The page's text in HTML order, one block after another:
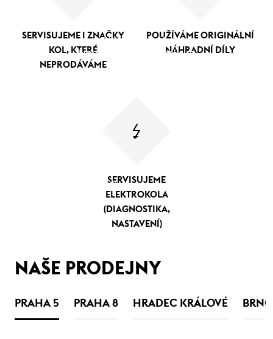
tel.: + 420 777 544 244 , e-mail:
brno@endorphinrepublic.cz
olomouc@endorhinrepublic.cz
SERVISUJEME I ZNAČKY
KOL, KTERÉ
NEPRODÁVÁME
POUŽÍVÁME ORIGINÁLNÍ
NÁHRADNÍ DÍLY
SERVISUJEME
ELEKTROKOLA
(DIAGNOSTIKA,
NASTAVENÍ)
NAŠE PRODEJNY
PRAHA 5 PRAHA 8 HRADEC KRÁLOVÉ BRNO